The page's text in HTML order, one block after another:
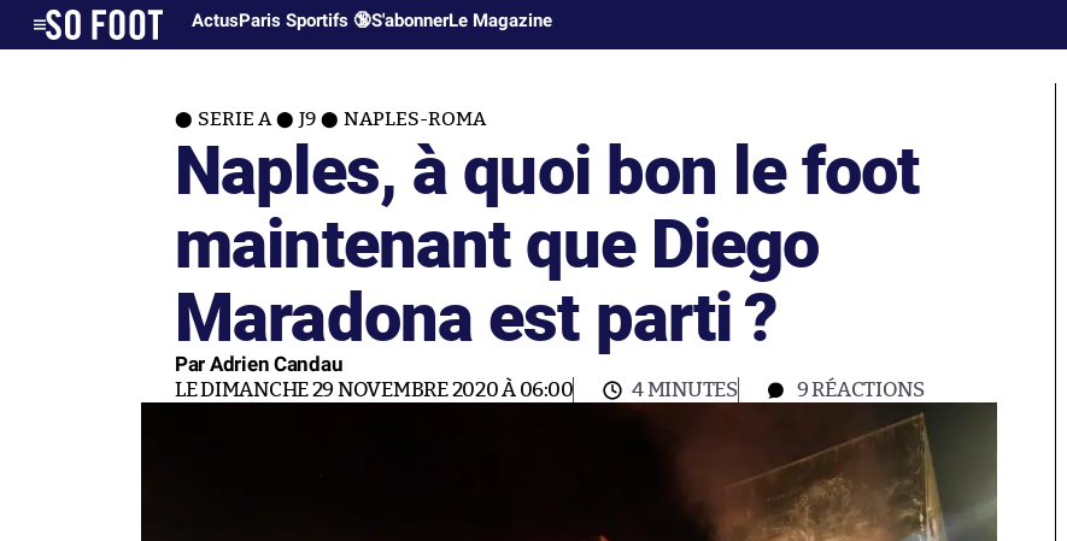
ActusParis Sportifs 🔞S'abonnerLe Magazine
SERIE A J9 NAPLES-ROMA
Naples, à quoi bon le foot
maintenant que Diego
Maradona est parti ?
Par Adrien Candau
LE DIMANCHE 29 NOVEMBRE 2020 À 06:00 4 MINUTES 9RÉACTIONS